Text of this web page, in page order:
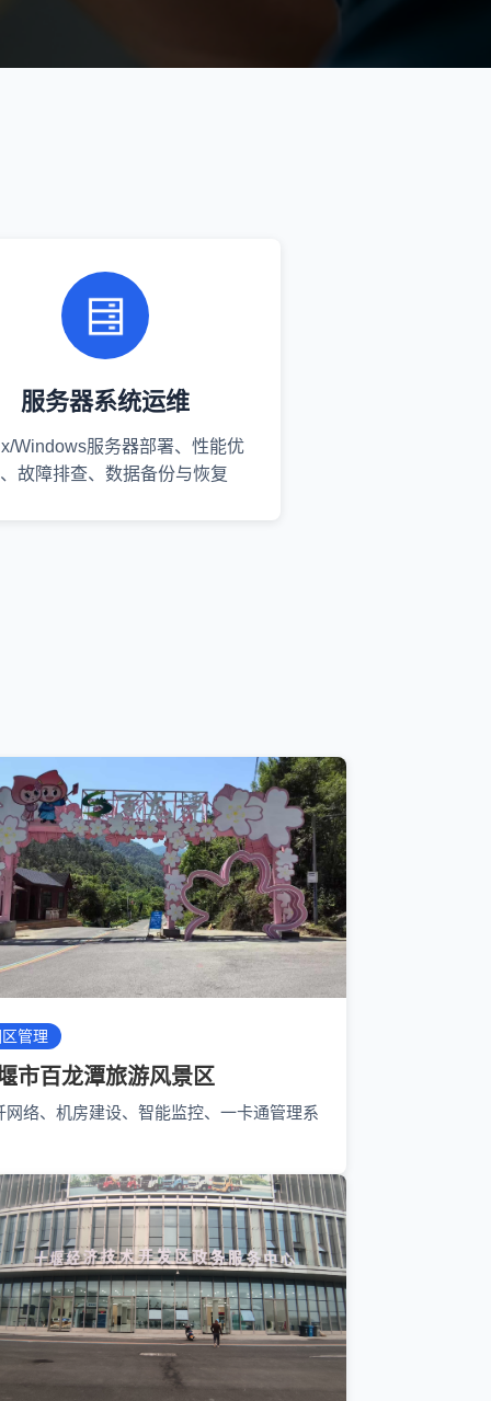
服务器系统运维
Windows服务器部署、性能优
故障排查、数据备份与恢复
管理
市百龙潭旅游风景区
网络、机房建设、智能监控、一卡通管理系